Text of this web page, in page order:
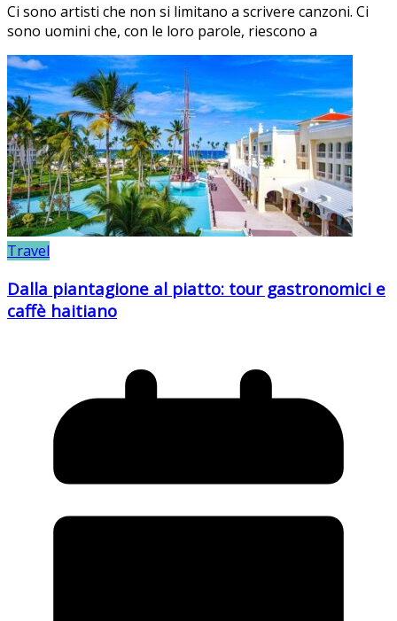
Ci sono artisti che non si limitano a scrivere canzoni. Ci
sono uomini che, con le loro parole, riescono a
Travel
Dalla piantagione al piatto: tour gastronomici e
caffè haitiano